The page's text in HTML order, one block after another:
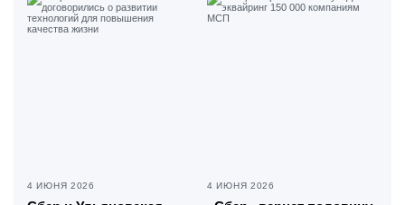
4 ИЮНЯ 2026 4 ИЮНЯ 2026